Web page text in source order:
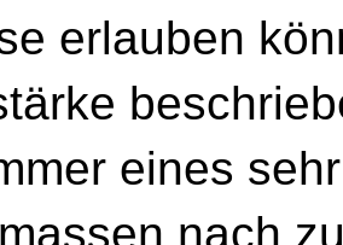
erlauben
eines
nach